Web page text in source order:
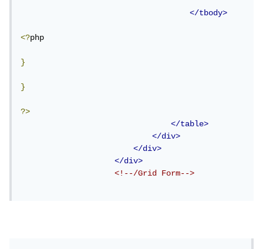
</tbody>
<?php
}
}
?>
</table>
</div>
</div>
</div>
<!--/Grid Form-->